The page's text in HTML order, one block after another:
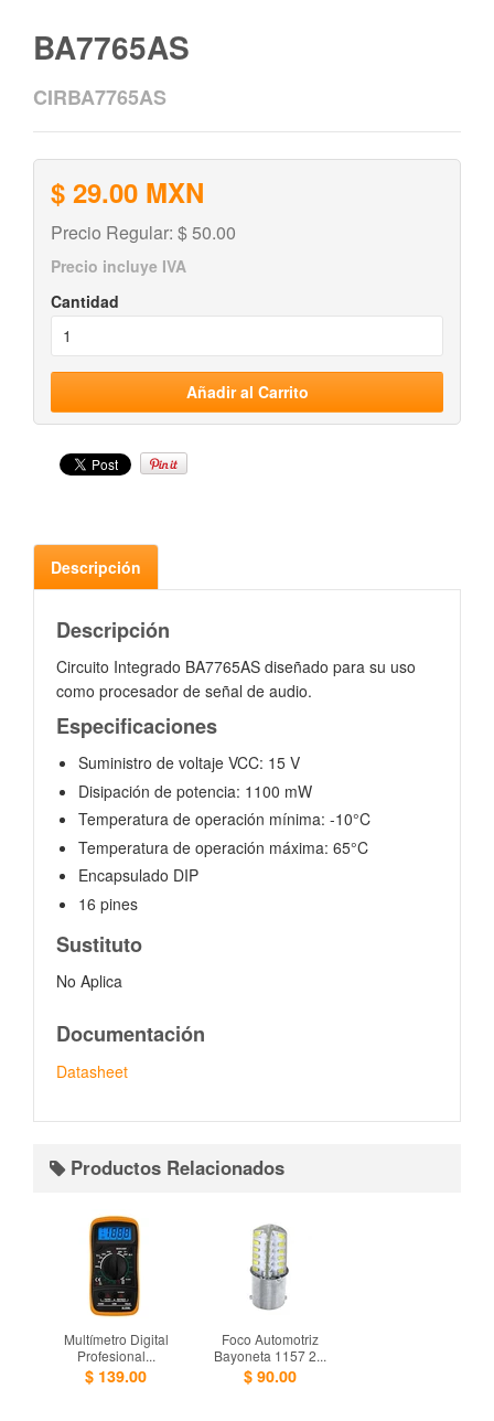
BA7765AS
CIRBA7765AS
$ 29.00 MXN
Precio Regular: $ 50.00
Precio incluye IVA
Cantidad
Descripción
Descripción
Circuito Integrado BA7765AS diseñado para su uso
como procesador de señal de audio.
Especificaciones
Suministro de voltaje VCC: 15 V
Disipación de potencia: 1100 mW
Temperatura de operación mínima: -10°C
Temperatura de operación máxima: 65°C
Encapsulado DIP
16 pines
Sustituto
No Aplica
Documentación
Datasheet
Productos Relacionados
Multí­metro Digital
Profesional...
$ 139.00
Foco Automotriz
Bayoneta 1157 2...
$ 90.00